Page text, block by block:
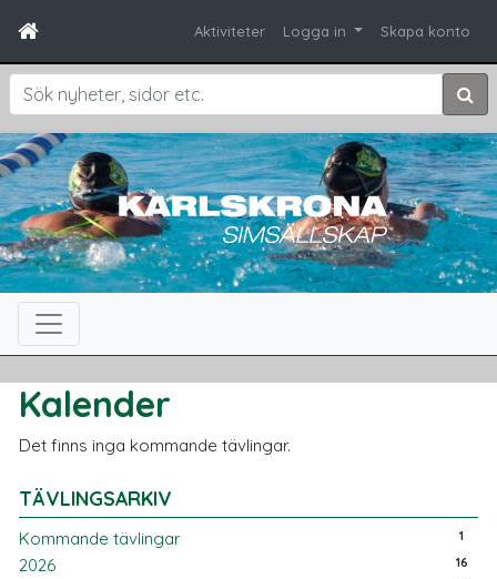
Aktiviteter Logga in Skapa konto
Sök
TÄVLINGSARKIV
Kommande tävlingar 1
2026 16
Kalender
Det finns inga kommande tävlingar.